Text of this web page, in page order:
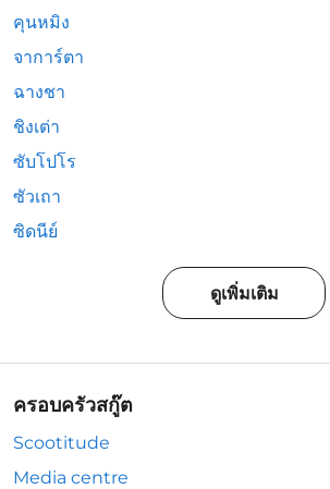
คุนหมิง
จาการ์ตา
ฉางชา
ชิงเต่า
ซับโปโร
ซัวเถา
ซิดนีย์
ดูเพิ่มเติม
ครอบครัวสกู๊ต
Scootitude
Media centre